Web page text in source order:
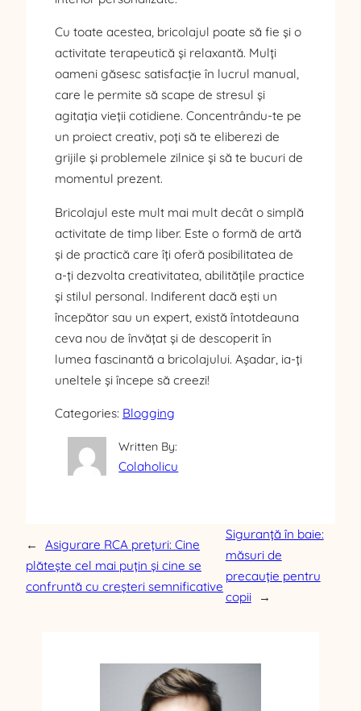
Cu toate acestea, bricolajul poate să fie și o
activitate terapeutică și relaxantă. Mulți
oameni găsesc satisfacție în lucrul manual,
care le permite să scape de stresul și
agitația vieții cotidiene. Concentrându-te pe
un proiect creativ, poți să te eliberezi de
grijile și problemele zilnice și să te bucuri de
momentul prezent.
Bricolajul este mult mai mult decât o simplă
activitate de timp liber. Este o formă de artă
și de practică care îți oferă posibilitatea de
a-ți dezvolta creativitatea, abilitățile practice
și stilul personal. Indiferent dacă ești un
începător sau un expert, există întotdeauna
ceva nou de învățat și de descoperit în
lumea fascinantă a bricolajului. Așadar, ia-ți
uneltele și începe să creezi!
Categories: Blogging
Written By:
Colaholicu
←
Asigurare RCA prețuri: Cine
plătește cel mai puțin și cine se
confruntă cu creșteri semnificative
Siguranță în baie:
măsuri de
precauție pentru
copii
→